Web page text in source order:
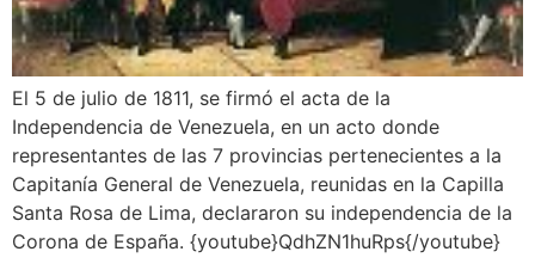
El 5 de julio de 1811, se firmó el acta de la
Independencia de Venezuela, en un acto donde
representantes de las 7 provincias pertenecientes a la
Capitanía General de Venezuela, reunidas en la Capilla
Santa Rosa de Lima, declararon su independencia de la
Corona de España. {youtube}QdhZN1huRps{/youtube}